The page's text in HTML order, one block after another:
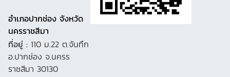
อำเภอปากช่อง จังหวัด
นครราชสีมา
ที่อยู่ : 110 ม.22 ต.จันทึก
อ.ปากช่อง จ.นครร
ราชสีมา 30130